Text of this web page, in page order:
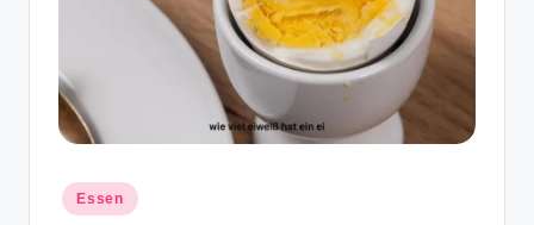
Posted
in
Essen